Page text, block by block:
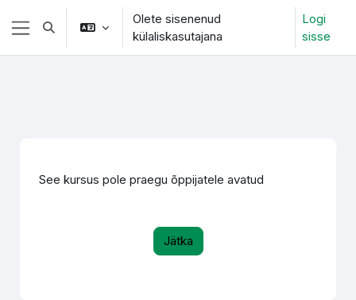
Jäta vahele peasisuni
Küljepaneel
Lülitab otsingu sisendi
Olete sisenenud
külaliskasutajana
Logi
sisse
See kursus pole praegu õppijatele avatud
Jätka